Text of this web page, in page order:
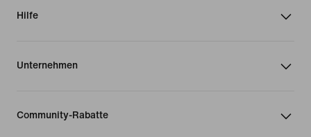
Hilfe
Unternehmen
Community-Rabatte